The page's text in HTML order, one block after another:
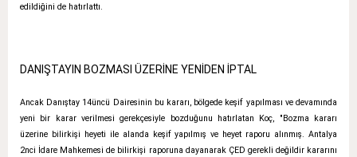
edildiğini de hatırlattı.
DANIŞTAYIN BOZMASI ÜZERİNE YENİDEN İPTAL
Ancak Danıştay 14üncü Dairesinin bu kararı, bölgede keşif yapılması ve devamında
yeni bir karar verilmesi gerekçesiyle bozduğunu hatırlatan Koç, "Bozma kararı
üzerine bilirkişi heyeti ile alanda keşif yapılmış ve heyet raporu alınmış. Antalya
2nci İdare Mahkemesi de bilirkişi raporuna dayanarak ÇED gerekli değildir kararını